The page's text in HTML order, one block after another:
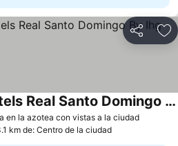
Compartir
en la azotea con vistas a la ciudad
Intercontinental Hotels Real Santo Domingo By Ihg
km de: Centro de la ciudad